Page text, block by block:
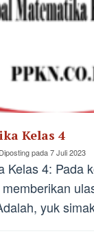
Kelas 4
Diposting pada7 Juli 2023
Kelas 4: Pada
yuk